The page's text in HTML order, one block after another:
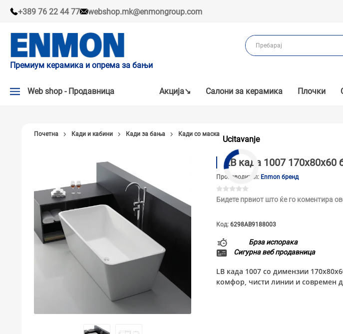
+389 76 22 44 77 webshop.mk@enmongroup.com
Премиум керамика и опрема за бањи
Web shop - Продавница
НАШИ ПРЕПОРАКИ
КАДИ И КАБИНИ
САНИТАРИЈА
ТУШЕВИ
ГАЛАНТЕРИЈА ЗА БАЊА
Акцијa↘ Салони за керамика Плочки
Ucitavanje
Почетна Кади и кабини Кади за бања Кади со маска
LB када 1007 170x80x60
Производител: Enmon бренд
Бидете првиот што ќе го коментира
Код: 6298AB9188003
Брза испорака
Сигурна веб продавница
LB када 1007 со димензии
комфор, чисти линии и современ